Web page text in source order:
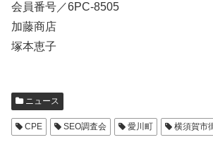
会員番号／6PC-8505
加藤商店
塚本恵子
ニュース
CPE SEO調査会 愛川町 横須賀市